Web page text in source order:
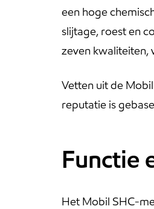
een hoge
slijtage, roest en
zeven kwaliteiten,
Vetten uit de
reputatie is
Functie
Het Mobil SHC-